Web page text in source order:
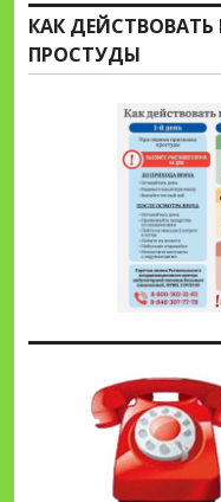
КАК
ПРОСТУДЫ